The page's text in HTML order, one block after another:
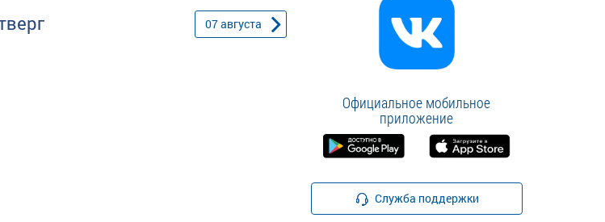
07августа
Официальное мобильное
приложение
Служба поддержки